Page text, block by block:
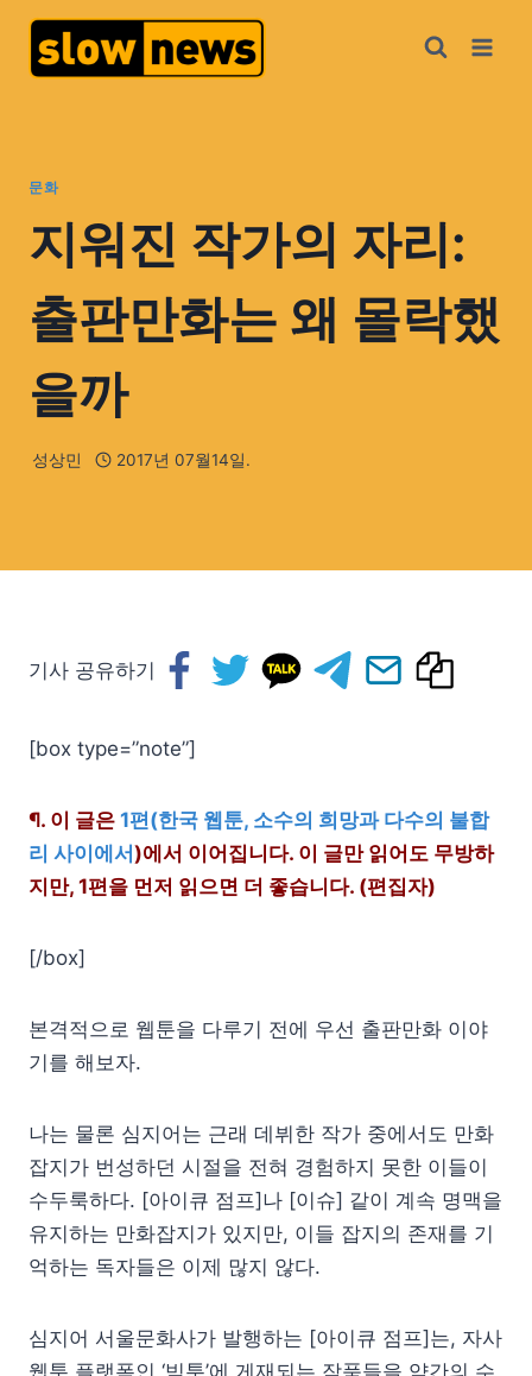
문화
지워진 작가의 자리:
출판만화는 왜 몰락했
을까
성상민 2017년 07월14일.
기사 공유하기
[box type=”note”]
¶. 이 글은 1편(한국 웹툰, 소수의 희망과 다수의 불합
리 사이에서 )에서 이어집니다. 이 글만 읽어도 무방하
지만, 1편을 먼저 읽으면 더 좋습니다. (편집자)
[/box]
본격적으로 웹툰을 다루기 전에 우선 출판만화 이야
기를 해보자.
나는 물론 심지어는 근래 데뷔한 작가 중에서도 만화
잡지가 번성하던 시절을 전혀 경험하지 못한 이들이
수두룩하다. [아이큐 점프]나 [이슈] 같이 계속 명맥을
유지하는 만화잡지가 있지만, 이들 잡지의 존재를 기
억하는 독자들은 이제 많지 않다.
심지어 서울문화사가 발행하는 [아이큐 점프]는, 자사
웹툰 플랫폼인 ‘빅툰’에 게재되는 작품들을 약간의 수